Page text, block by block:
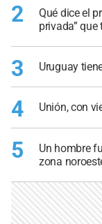
2
Qué dice el
privada”
3 Uruguay
4 Unión, con
5
Un hombre
zona